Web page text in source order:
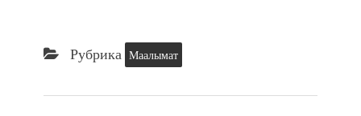
Рубрика Маалымат